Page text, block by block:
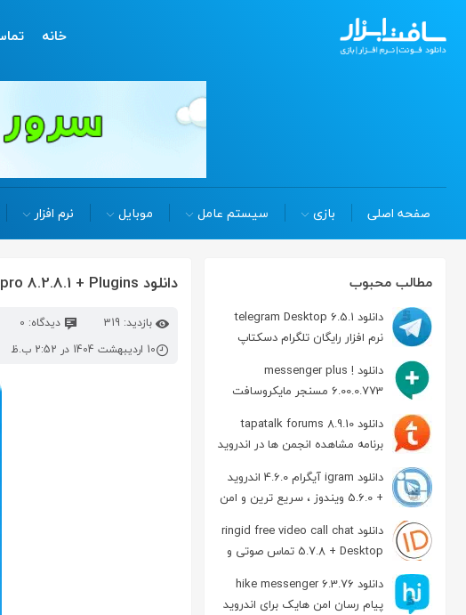
خانه
صفحه اصلی بازی سیستم عامل موبایل نرم افزار
مطالب محبوب
دانلود telegram Desktop 6.5.1
نرم افزار رایگان تلگرام دسکتاپ
دانلود messenger plus !
6.00.0.773 مسنجر مایکروسافت
دانلود tapatalk forums 8.9.10
برنامه مشاهده انجمن ها در اندروید
دانلود igram آیگرام 4.6.0 اندروید
+ 5.6.0 ویندوز ، سریع ترین و امن
ترین نسخه تلگرام
دانلود ringid free video call chat
5.7.8 + Desktop تماس صوتی و
تصویری در اندروید
دانلود hike messenger 6.3.76
پیام‌ رسان‌ امن هایک برای اندروید
دانلود all in one toolbox pro 8.2.8.1 + Plugins بهینه ساز اندروید
بازدید: 319 دیدگاه: 0
10 اردیبهشت 1404 در 2:52 ب.ظ